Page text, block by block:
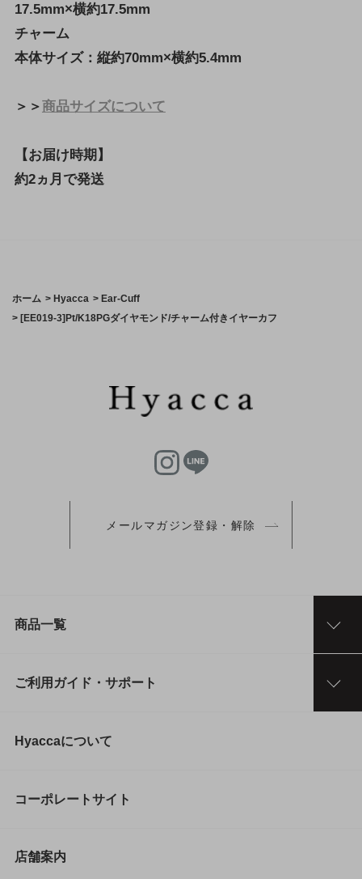
17.5mm×横約17.5mm
チャーム
本体サイズ：縦約70mm×横約5.4mm
＞＞商品サイズについて
【お届け時期】
約2ヵ月で発送
ホーム > Hyacca > Ear-Cuff
> [EE019-3]Pt/K18PGダイヤモンド/チャーム付きイヤーカフ
メールマガジン登録・解除
商品一覧
ご利用ガイド・サポート
Hyaccaについて
コーポレートサイト
店舗案内